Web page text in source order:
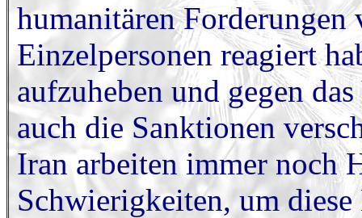
humanitären Forderungen
Einzelpersonen reagiert
aufzuheben und gegen
auch die Sanktionen
Iran arbeiten immer noch
Schwierigkeiten, um